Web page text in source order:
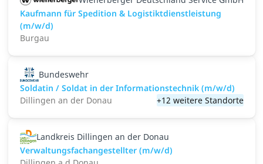
Kaufmann für Spedition & Logistiktdienstleistung
(m/w/d)
Burgau
Bundeswehr
Soldatin / Soldat in der Infor­mations­technik (m/w/d)
Dillingen an der Donau
+12 weitere Standorte
Landkreis Dillingen an der Donau
Verwaltungsfachangestellter (m/w/d)